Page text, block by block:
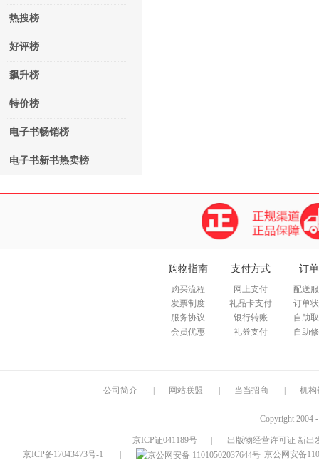
热搜榜
好评榜
飙升榜
特价榜
电子书畅销榜
电子书新书热卖榜
购物指南
购买流程
发票制度
服务协议
会员优惠
支付方式
网上支付
礼品卡支付
银行转账
礼券支付
订
配送
订单
自助
自助
公司简介 网站联盟 当当招商 机构
Copyright 2004
京ICP证041189号
出版物经营许可证 新出
京ICP备17043473号-1
京公网安备